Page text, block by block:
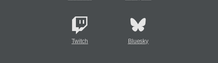
Twitch Bluesky